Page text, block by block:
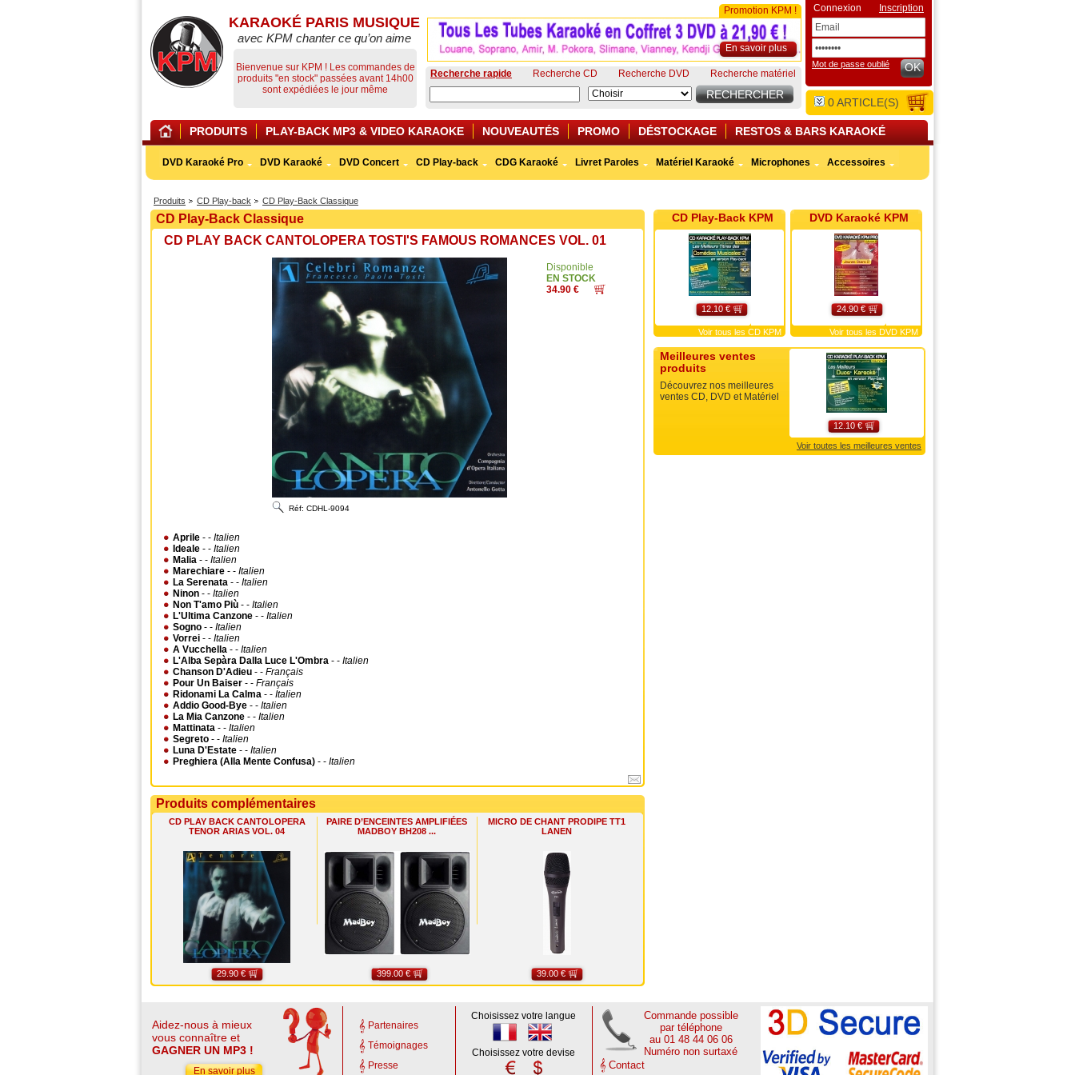
Produits CD Play-back CD Play-Back Classique
CD Play-Back Classique
CD PLAY BACK CANTOLOPERA TOSTI'S FAMOUS ROMANCES VOL. 01
Réf: CDHL-9094
Disponible
EN STOCK
34.90 €
Aprile - - Italien
Ideale - - Italien
Malia - - Italien
Marechiare - - Italien
La Serenata - - Italien
Ninon - - Italien
Non T'amo Più - - Italien
L'Ultima Canzone - - Italien
Sogno - - Italien
Vorrei - - Italien
A Vucchella - - Italien
L'Alba Sepàra Dalla Luce L'Ombra - - Italien
Chanson D'Adieu - - Français
Pour Un Baiser - - Français
Ridonami La Calma - - Italien
Addio Good-Bye - - Italien
La Mia Canzone - - Italien
Mattinata - - Italien
Segreto - - Italien
Luna D'Estate - - Italien
Preghiera (Alla Mente Confusa) - - Italien
Produits complémentaires
CD PLAY BACK CANTOLOPERA
TENOR ARIAS VOL. 04
29.90 €
PAIRE D’ENCEINTES AMPLIFIÉES
MADBOY BH208 ...
399.00 €
MICRO DE CHANT PRODIPE TT1
LANEN
39.00 €
CD Play-Back KPM
12.10 €
Voir tous les CD KPM
DVD Karaoké KPM
24.90 €
Voir tous les DVD KPM
Meilleures ventes
produits
Découvrez nos meilleures
ventes CD, DVD et Matériel
12.10 €
Voir toutes les meilleures ventes
KARAOKÉ PARIS MUSIQUE
avec KPM chanter ce qu’on aime
Bienvenue sur KPM ! Les commandes de
produits "en stock" passées avant 14h00
sont expédiées le jour même
Promotion KPM !
En savoir plus
Recherche rapide Recherche CD Recherche DVD Recherche matériel
Inscription
Connexion
OK
Mot de passe oublié
0ARTICLE(S)
PRODUITS PLAY-BACK MP3 & VIDEO KARAOKE NOUVEAUTÉS PROMO DÉSTOCKAGE RESTOS & BARS KARAOKÉ
DVD Karaoké Pro DVD Karaoké DVD Concert CD Play-back CDG Karaoké Livret Paroles Matériel Karaoké Microphones Accessoires
Aidez-nous à mieux
vous connaître et
GAGNER UN MP3 !
En savoir plus
Partenaires
Témoignages
Presse
Choisissez votre langue
Choisissez votre devise
Commande possible
par téléphone
au 01 48 44 06 06
Numéro non surtaxé
Contact